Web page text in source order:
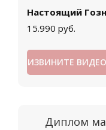
Настоящий
15.990 руб.
ИЗВИНИТЕ
Диплом